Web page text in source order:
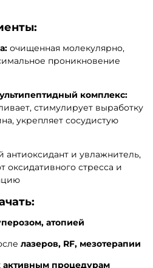
очищенная молекулярно,
проникновение
комплекс:
стимулирует выработку
укрепляет сосудистую
и увлажнитель,
оксидативного стресса и
атопией
лазеров, RF, мезотерапии
активным процедурам